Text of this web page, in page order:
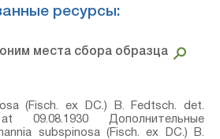
ресурсы:
места сбора образца
(Fisch. ex DC.) B. Fedtsch.⁣ det.
09.08.1930 Дополнительные
subspinosa (Fisch. ex DC.) B.